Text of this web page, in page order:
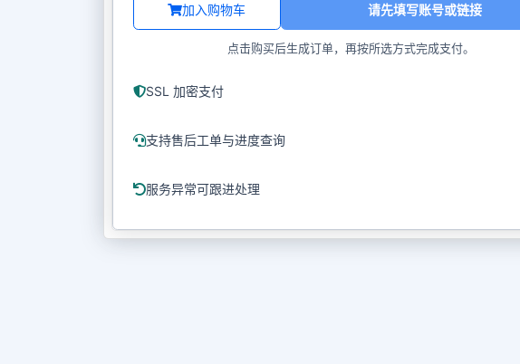
加入购物车 请先填写账号或链接
点击购买后生成订单，再按所选方式完成支付。
SSL 加密支付
支持售后工单与进度查询
服务异常可跟进处理